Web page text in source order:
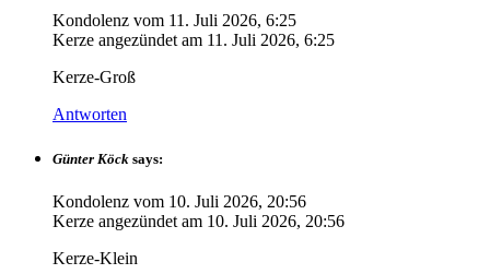
Kondolenz vom 11. Juli 2026, 6:25
Kerze angezündet am 11. Juli 2026, 6:25
Kerze-Groß
Antworten
Günter Köck says:
Kondolenz vom 10. Juli 2026, 20:56
Kerze angezündet am 10. Juli 2026, 20:56
Kerze-Klein